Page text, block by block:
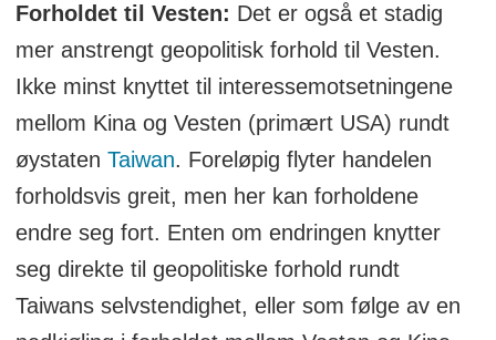
Forholdet til Vesten: Det er også et stadig
mer anstrengt geopolitisk forhold til Vesten.
Ikke minst knyttet til interessemotsetningene
mellom Kina og Vesten (primært USA) rundt
øystaten Taiwan. Foreløpig flyter handelen
forholdsvis greit, men her kan forholdene
endre seg fort. Enten om endringen knytter
seg direkte til geopolitiske forhold rundt
Taiwans selvstendighet, eller som følge av en